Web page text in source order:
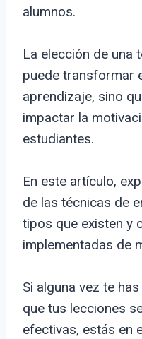
alumnos.
La elección de una
puede transformar
aprendizaje, sino
impactar la
estudiantes.
En este artículo,
de las técnicas de
tipos que existen y
implementadas de
Si alguna vez te
que tus lecciones
efectivas, estás en